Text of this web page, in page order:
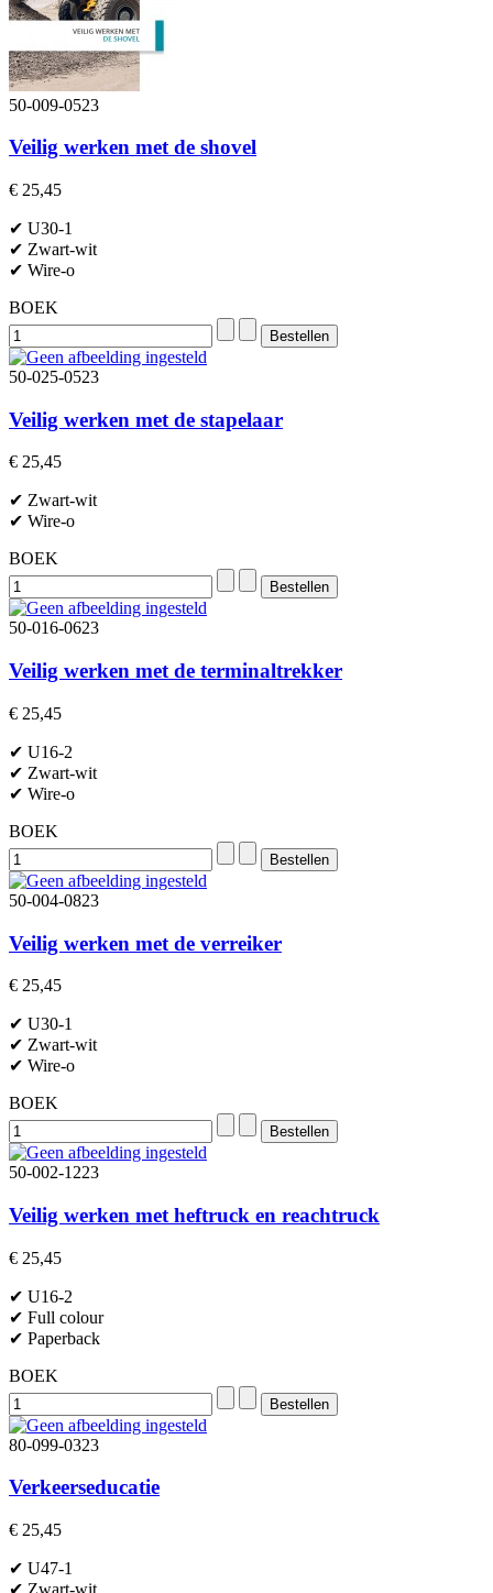
50-009-0523
Veilig werken met de shovel
€ 25,45
✔ U30-1
✔ Zwart-wit
✔ Wire-o
BOEK
50-025-0523
Veilig werken met de stapelaar
€ 25,45
✔ Zwart-wit
✔ Wire-o
BOEK
50-016-0623
Veilig werken met de terminaltrekker
€ 25,45
✔ U16-2
✔ Zwart-wit
✔ Wire-o
BOEK
50-004-0823
Veilig werken met de verreiker
€ 25,45
✔ U30-1
✔ Zwart-wit
✔ Wire-o
BOEK
50-002-1223
Veilig werken met heftruck en reachtruck
€ 25,45
✔ U16-2
✔ Full colour
✔ Paperback
BOEK
80-099-0323
Verkeerseducatie
€ 25,45
✔ U47-1